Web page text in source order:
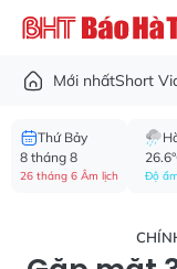
Mới nhấtShort
Thứ Bảy
8 tháng 8
26 tháng 6 Âm lịch Độ